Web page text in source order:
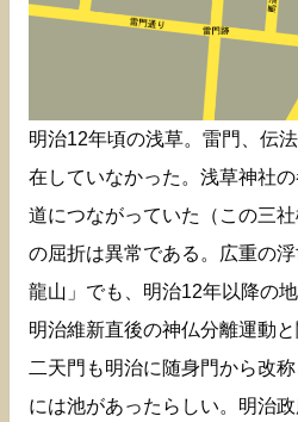
明治12年頃の浅草。雷門、伝
在していなかった。浅草神社
道につながっていた（この三
の屈折は異常である。広重の
龍山」でも、明治12年以降の
明治維新直後の神仏分離運動
二天門も明治に随身門から改
には池があったらしい。明治